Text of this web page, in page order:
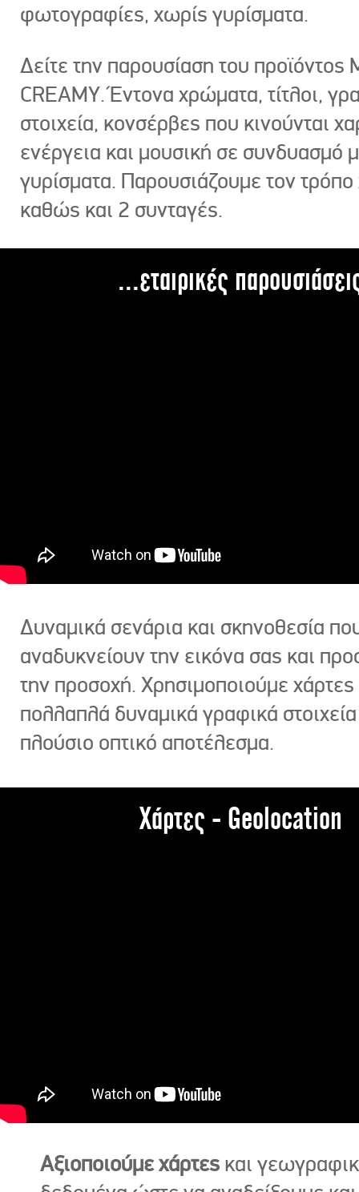
φωτογραφίες, χωρίς γυρίσματα.
Δείτε την παρουσίαση του προϊόντος
CREAMY. Έντονα χρώματα, τίτλοι,
στοιχεία, κονσέρβες που κινούνται
ενέργεια και μουσική σε συνδυασμό
γυρίσματα. Παρουσιάζουμε τον
καθώς και 2 συνταγές.
...εταιρικές
Δυναμικά σενάρια και σκηνοθεσία
αναδυκνείουν την εικόνα σας και
την προσοχή. Χρησιμοποιούμε χάρτες
πολλαπλά δυναμικά γραφικά στοιχεία
πλούσιο οπτικό αποτέλεσμα.
Χάρτες - Geolocation
Αξιοποιούμε χάρτες και